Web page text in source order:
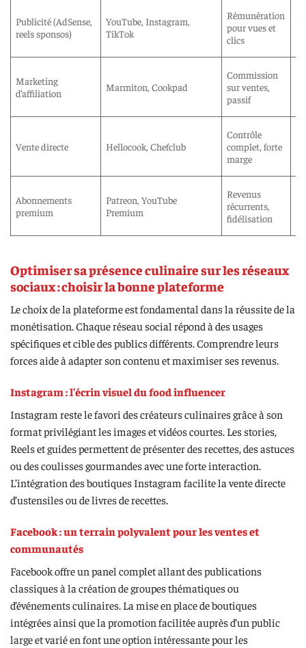
Publicité (AdSense,
reels sponsos)
YouTube, Instagram,
TikTok
Rémunération
pour vues et
clics
Marketing
d’affiliation
Marmiton, Cookpad
Commission
sur ventes,
passif
Vente directe Hellocook, Chefclub
Contrôle
complet, forte
marge
Abonnements
premium
Patreon, YouTube
Premium
Revenus
récurrents,
fidélisation
Optimiser sa présence culinaire sur les réseaux
sociaux : choisir la bonne plateforme
Le choix de la plateforme est fondamental dans la réussite de la
monétisation. Chaque réseau social répond à des usages
spécifiques et cible des publics différents. Comprendre leurs
forces aide à adapter son contenu et maximiser ses revenus.
Instagram : l’écrin visuel du food influencer
Instagram reste le favori des créateurs culinaires grâce à son
format privilégiant les images et vidéos courtes. Les stories,
Reels et guides permettent de présenter des recettes, des astuces
ou des coulisses gourmandes avec une forte interaction.
L’intégration des boutiques Instagram facilite la vente directe
d’ustensiles ou de livres de recettes.
Facebook : un terrain polyvalent pour les ventes et
communautés
Facebook offre un panel complet allant des publications
classiques à la création de groupes thématiques ou
d’événements culinaires. La mise en place de boutiques
intégrées ainsi que la promotion facilitée auprès d’un public
large et varié en font une option intéressante pour les